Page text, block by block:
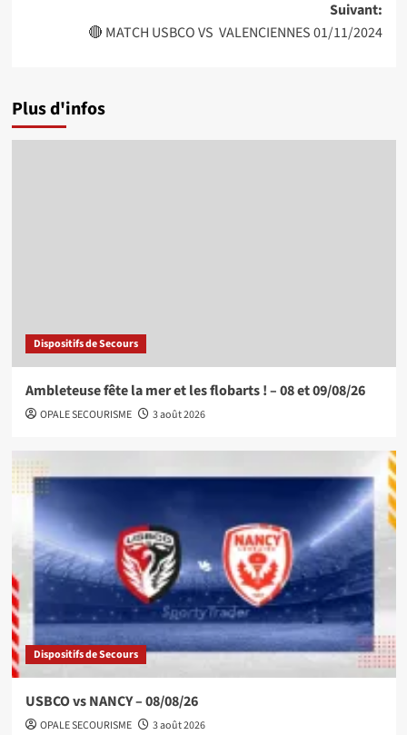
Suivant:
🔴 MATCH USBCO VS VALENCIENNES 01/11/2024
Plus d'infos
Dispositifs de Secours
Ambleteuse fête la mer et les flobarts ! – 08 et 09/08/26
OPALE SECOURISME 3 août 2026
Dispositifs de Secours
USBCO vs NANCY – 08/08/26
OPALE SECOURISME 3 août 2026